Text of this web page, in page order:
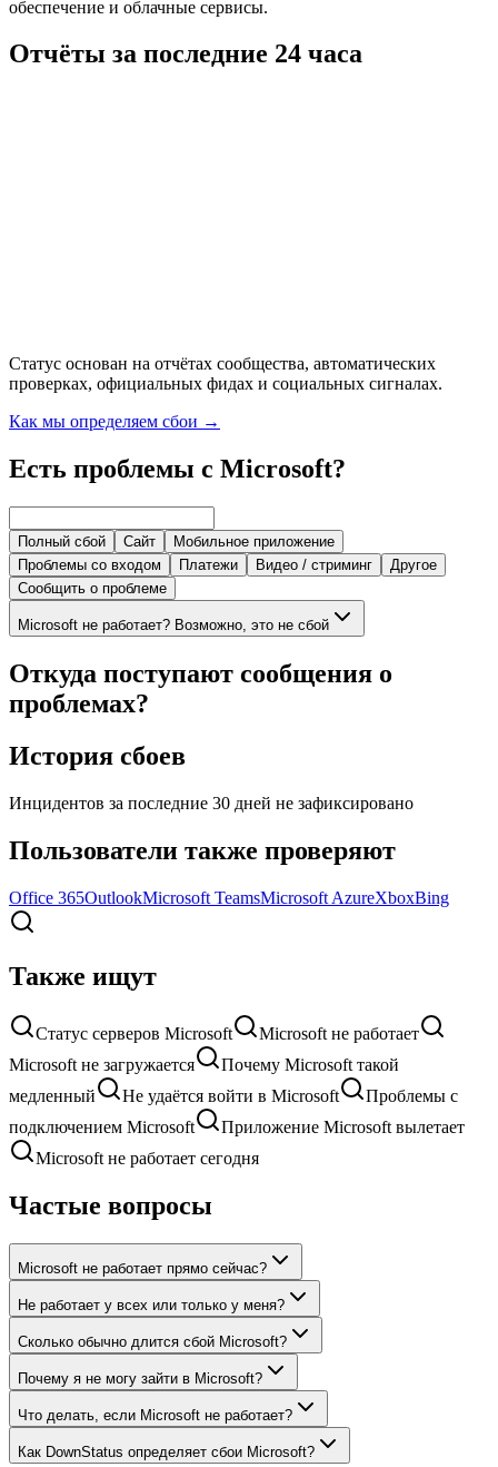
обеспечение и облачные сервисы.
Отчёты за последние 24 часа
Статус основан на отчётах сообщества, автоматических
проверках, официальных фидах и социальных сигналах.
Как мы определяем сбои →
Есть проблемы с Microsoft?
Полный сбой Сайт
Мобильное приложение
Проблемы со входом
Платежи Видео / стриминг
Другое
Сообщить о проблеме
Microsoft не работает? Возможно, это не сбой
Откуда поступают сообщения о
проблемах?
История сбоев
Инцидентов за последние 30 дней не зафиксировано
Пользователи также проверяют
Office 365OutlookMicrosoft TeamsMicrosoft AzureXboxBing
Также ищут
Статус серверов Microsoft
Microsoft не работает
Microsoft не загружается
Почему Microsoft такой
медленный
Не удаётся войти в Microsoft
Проблемы с
подключением Microsoft
Приложение Microsoft вылетает
Microsoft не работает сегодня
Частые вопросы
Microsoft не работает прямо сейчас?
Не работает у всех или только у меня?
Сколько обычно длится сбой Microsoft?
Почему я не могу зайти в Microsoft?
Что делать, если Microsoft не работает?
Как DownStatus определяет сбои Microsoft?